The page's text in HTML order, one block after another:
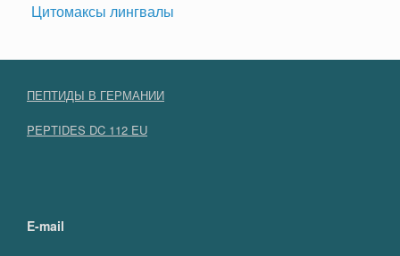
Цитомаксы лингвалы
ПЕПТИДЫ В ГЕРМАНИИ
PEPTIDES DC 112 EU
E-mail